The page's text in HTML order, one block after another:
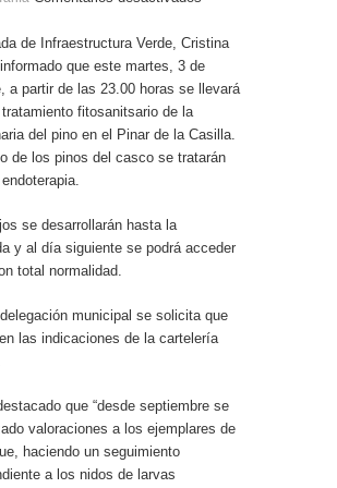
de Infraestructura Verde, Cristina
que este martes, 3 de
a partir de las 23.00 horas se llevará
fitosanitsario de la
del pino en el Pinar de la Casilla.
de los pinos del casco se tratarán
se desarrollarán hasta la
y al día siguiente se podrá acceder
total normalidad.
municipal se solicita que
las indicaciones de la cartelería
que “desde septiembre se
valoraciones a los ejemplares de
haciendo un seguimiento
a los nidos de larvas